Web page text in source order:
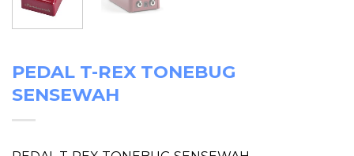
PEDAL T-REX TONEBUG
SENSEWAH